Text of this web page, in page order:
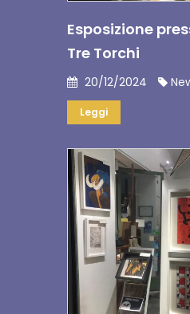
Esposizione
Tre Torchi
20/12/2024
Leggi